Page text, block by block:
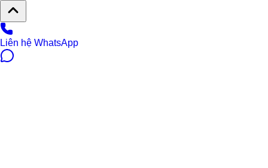
Liên hệ WhatsApp